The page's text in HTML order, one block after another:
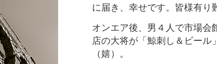
に届き、幸せです。皆様有り
オンエア後、男４人で市場会
店の大将が「鯨刺し＆ビール
（嬉）。